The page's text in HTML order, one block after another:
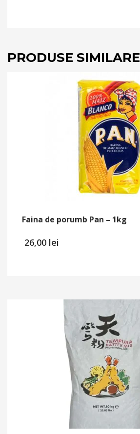
PRODUSE SIMILARE
Faina de porumb Pan – 1kg
26,00 lei